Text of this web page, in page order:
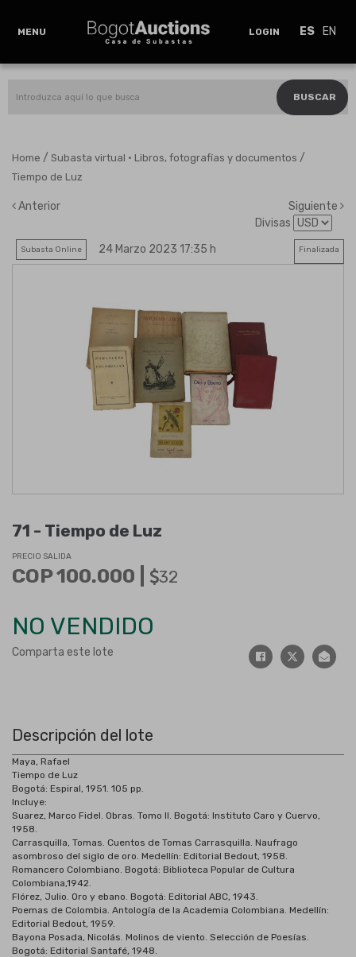
MENU LOGIN ES EN
BUSCAR
Home / Subasta virtual · Libros, fotografías y documentos /
Tiempo de Luz
Anterior
Siguiente
Divisas
Subasta Online 24 Marzo 2023 17:35 h Finalizada
71 - Tiempo de Luz
PRECIO SALIDA
COP 100.000 | 32
NO VENDIDO
Comparta este lote
Descripción del lote
Maya, Rafael
Tiempo de Luz
Bogotá: Espiral, 1951. 105 pp.
Incluye:
Suarez, Marco Fidel. Obras. Tomo II. Bogotá: Instituto Caro y Cuervo,
1958.
Carrasquilla, Tomas. Cuentos de Tomas Carrasquilla. Naufrago
asombroso del siglo de oro. Medellín: Editorial Bedout, 1958.
Romancero Colombiano. Bogotá: Biblioteca Popular de Cultura
Colombiana,1942.
Flórez, Julio. Oro y ebano. Bogotá: Editorial ABC, 1943.
Poemas de Colombia. Antología de la Academia Colombiana. Medellín:
Editorial Bedout, 1959.
Bayona Posada, Nicolás. Molinos de viento. Selección de Poesías.
Bogotá: Editorial Santafé, 1948.